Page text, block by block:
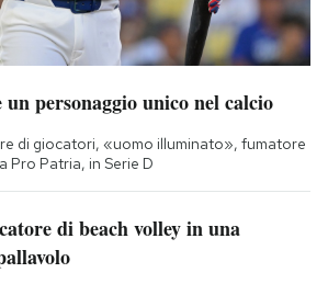
personaggio unico nel calcio
di giocatori, «uomo illuminato», fumatore
Pro Patria, in Serie D
di beach volley in una